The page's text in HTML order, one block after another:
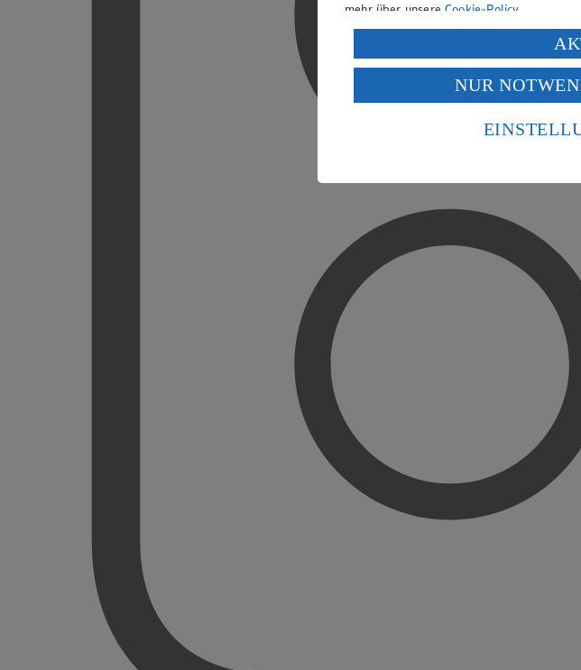
mehr über unsereCookie-Policy.
Verarbeitung deiner personenbezogenen
Wenn du auf „Aktivieren“ klickst,
ein, dass deine Daten in den USA
einem nach europäischen Standards
Risiko eines Zugriffs durch US-
NUR